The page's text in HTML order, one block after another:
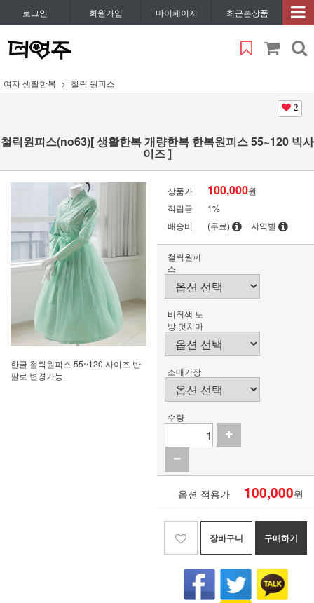
로그인 회원가입 마이페이지 최근본상품
여자 생활한복 철릭 원피스
2
철릭원피스(no63)[ 생활한복 개량한복 한복원피스 55~120 빅사
이즈 ]
한글 철릭원피스 55~120 사이즈 반
팔로 변경가능
상품가 100,000원
적립금
1%
배송비
(무료) 지역별
철릭원피
스
비취색 노
방 덧치마
소매기장
수량
옵션 적용가 100,000원
장바구니 구매하기